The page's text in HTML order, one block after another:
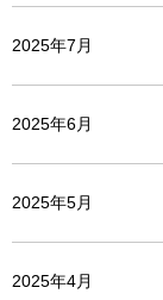
2025年7月
2025年6月
2025年5月
2025年4月